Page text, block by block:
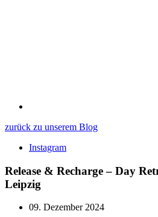
zurück zu unserem Blog
Instagram
Release & Recharge – Day
Leipzig
09. Dezember 2024